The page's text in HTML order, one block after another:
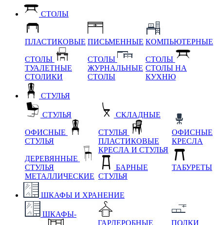
СТОЛЫ
ПЛАСТИКОВЫЕ
СТОЛЫ
ТУАЛЕТНЫЕ
СТОЛИКИ
ПИСЬМЕННЫЕ
СТОЛЫ
ЖУРНАЛЬНЫЕ
СТОЛЫ
КОМПЬЮТЕРНЫЕ
СТОЛЫ
СТОЛЫ НА
КУХНЮ
СТУЛЬЯ
СТУЛЬЯ
ОФИСНЫЕ
СТУЛЬЯ
ДЕРЕВЯННЫЕ
СТУЛЬЯ
МЕТАЛЛИЧЕСКИЕ
СКЛАДНЫЕ
СТУЛЬЯ
ПЛАСТИКОВЫЕ
КРЕСЛА И СТУЛЬЯ
БАРНЫЕ
СТУЛЬЯ
ОФИСНЫЕ
КРЕСЛА
ТАБУРЕТЫ
ШКАФЫ И ХРАНЕНИЕ
ШКАФЫ-
ГАРДЕРОБНЫЕ
ПОЛКИ